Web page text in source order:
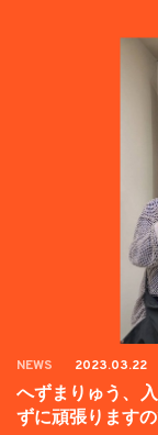
NEWS 2023.03.22
へずまりゅう、
ずに頑張ります